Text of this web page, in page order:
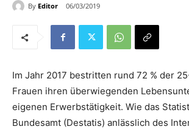
By Editor 06/03/2019
Im Jahr 2017 bestritten rund 72 % der
Frauen ihren überwiegenden
eigenen Erwerbstätigkeit. Wie das
Bundesamt (Destatis) anlässlich des